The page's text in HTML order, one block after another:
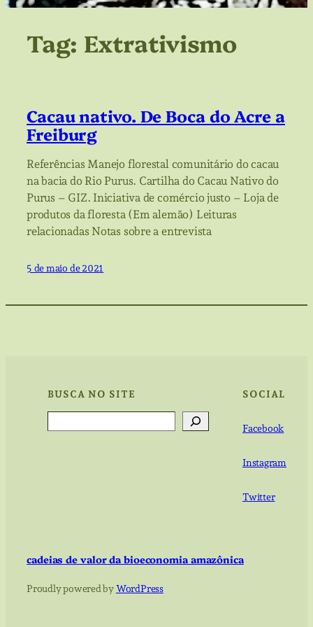
Tag: Extrativismo
Cacau nativo. De Boca do Acre a
Freiburg
Referências Manejo florestal comunitário do cacau
na bacia do Rio Purus. Cartilha do Cacau Nativo do
Purus – GIZ. Iniciativa de comércio justo – Loja de
produtos da floresta (Em alemão) Leituras
relacionadas Notas sobre a entrevista
5 de maio de 2021
BUSCA NO SITE SOCIAL
Facebook
Instagram
Twitter
cadeias de valor da bioeconomia amazônica
Proudly powered byWordPress